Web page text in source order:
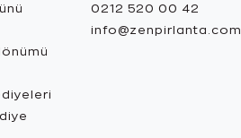
0212 520 00 42
info@zenpirlanta.com